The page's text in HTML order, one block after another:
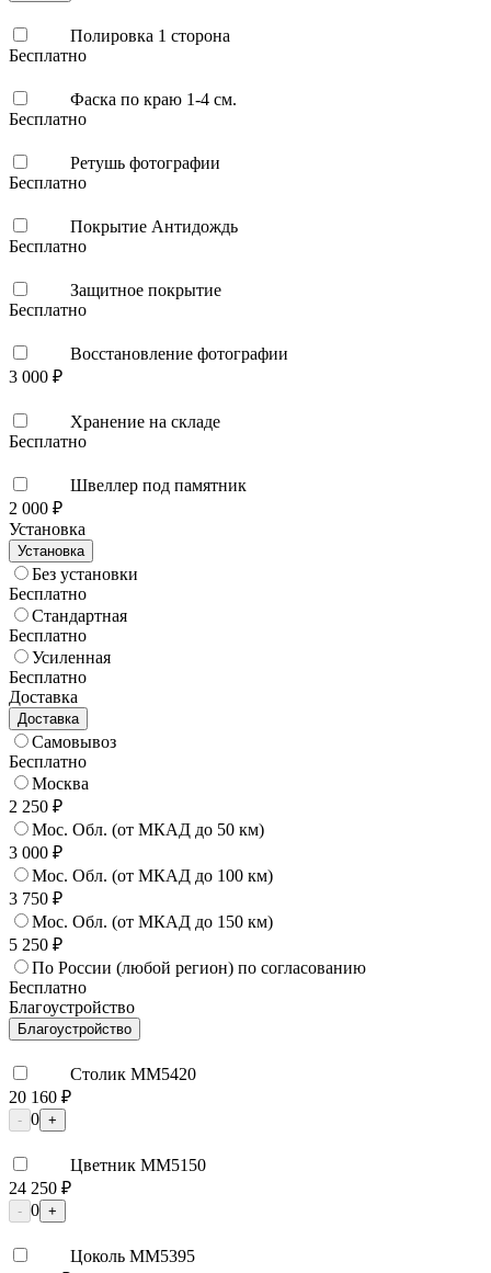
Полировка 1 сторона
Бесплатно
Фаска по краю 1-4 см.
Бесплатно
Ретушь фотографии
Бесплатно
Покрытие Антидождь
Бесплатно
Защитное покрытие
Бесплатно
Восстановление фотографии
3 000 ₽
Хранение на складе
Бесплатно
Швеллер под памятник
2 000 ₽
Установка
Установка
Без установки
Бесплатно
Стандартная
Бесплатно
Усиленная
Бесплатно
Доставка
Доставка
Самовывоз
Бесплатно
Москва
2 250 ₽
Мос. Обл. (от МКАД до 50 км)
3 000 ₽
Мос. Обл. (от МКАД до 100 км)
3 750 ₽
Мос. Обл. (от МКАД до 150 км)
5 250 ₽
По России (любой регион) по согласованию
Бесплатно
Благоустройство
Благоустройство
Столик ММ5420
20 160 ₽
- 0 +
Цветник ММ5150
24 250 ₽
- 0 +
Цоколь ММ5395